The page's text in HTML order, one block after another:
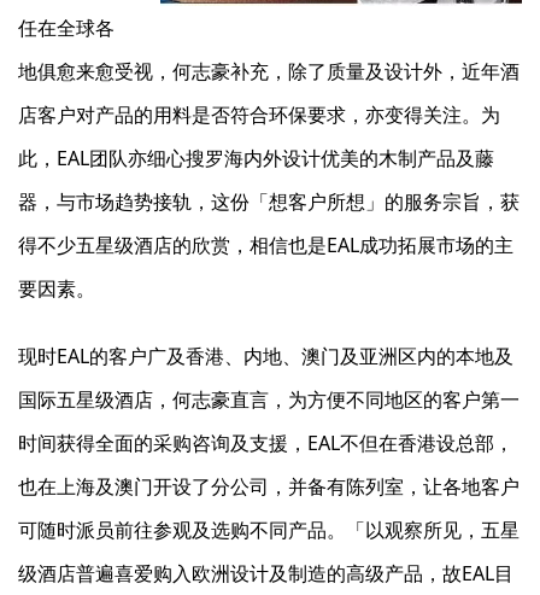
任在全球各
地俱愈来愈受视，何志豪补充，除了质量及设计外，近年酒
店客户对产品的用料是否符合环保要求，亦变得关注。为
此，EAL团队亦细心搜罗海内外设计优美的木制产品及藤
器，与市场趋势接轨，这份「想客户所想」的服务宗旨，获
得不少五星级酒店的欣赏，相信也是EAL成功拓展市场的主
要因素。
现时EAL的客户广及香港、内地、澳门及亚洲区内的本地及
国际五星级酒店，何志豪直言，为方便不同地区的客户第一
时间获得全面的采购咨询及支援，EAL不但在香港设总部，
也在上海及澳门开设了分公司，并备有陈列室，让各地客户
可随时派员前往参观及选购不同产品。「以观察所见，五星
级酒店普遍喜爱购入欧洲设计及制造的高级产品，故EAL目